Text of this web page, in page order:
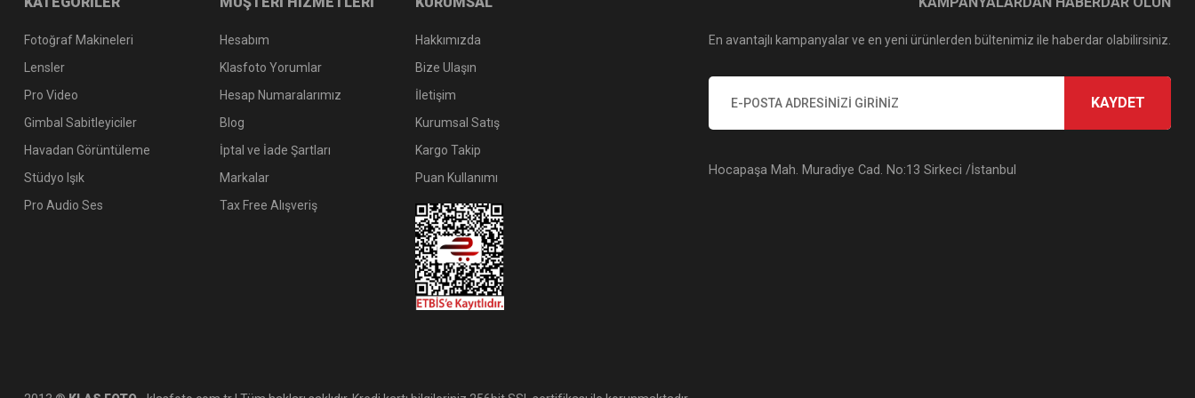
Fotoğraf Makineleri
Lensler
Pro Video
Gimbal Sabitleyiciler
Havadan Görüntüleme
Stüdyo Işık
Pro Audio Ses
Hesabım
Klasfoto Yorumlar
Hesap Numaralarımız
Blog
İptal ve İade Şartları
Markalar
Tax Free Alışveriş
Hakkımızda
Bize Ulaşın
İletişim
Kurumsal Satış
Kargo Takip
Puan Kullanımı
En avantajlı kampanyalar ve en yeni ürünlerden bültenimiz ile haberdar olabilirsiniz.
KAYDET
Hocapaşa Mah. Muradiye Cad. No:13 Sirkeci /İstanbul